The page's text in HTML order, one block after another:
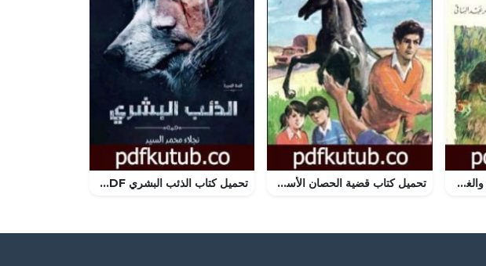
تحميل كتاب قصائد العشق والغربة PDF تأليف سمير عبد الباقي مجانا [كامل] تحميل كتاب قضية الحصان الأسود – مغامرات ع×2 PDF تأليف نبيل فاروق مجانا [كامل] تحميل كتاب الذئب البشري PDF تأليف نجلاء محمد السيد مجانا [كامل]